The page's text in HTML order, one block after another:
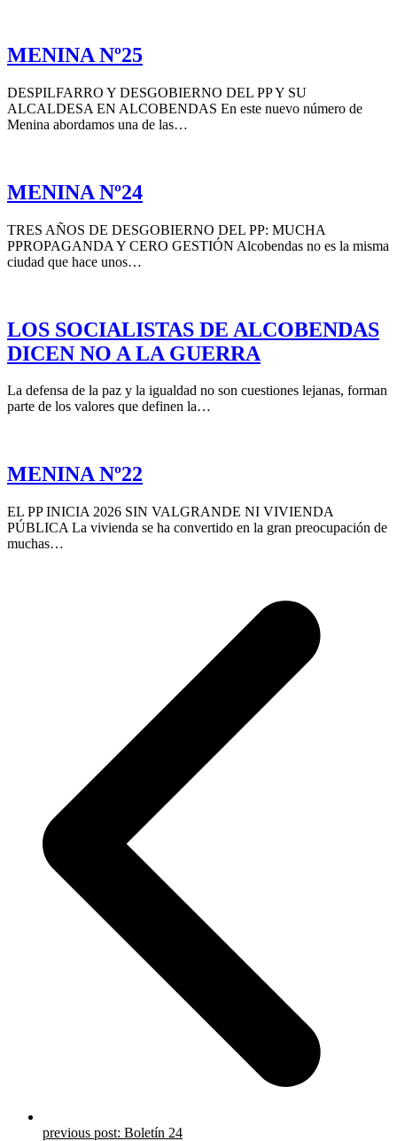
MENINA Nº25
DESPILFARRO Y DESGOBIERNO DEL PP Y SU
ALCALDESA EN ALCOBENDAS En este nuevo número de
Menina abordamos una de las…
MENINA Nº24
TRES AÑOS DE DESGOBIERNO DEL PP: MUCHA
PPROPAGANDA Y CERO GESTIÓN Alcobendas no es la misma
ciudad que hace unos…
LOS SOCIALISTAS DE ALCOBENDAS
DICEN NO A LA GUERRA
La defensa de la paz y la igualdad no son cuestiones lejanas, forman
parte de los valores que definen la…
MENINA Nº22
EL PP INICIA 2026 SIN VALGRANDE NI VIVIENDA
PÚBLICA La vivienda se ha convertido en la gran preocupación de
muchas…
previous post: Boletín 24